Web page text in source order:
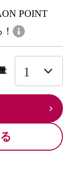
POINT